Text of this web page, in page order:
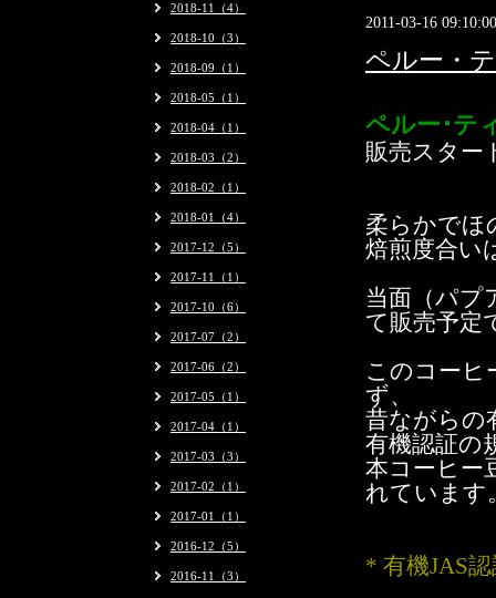
2011-03-16 09:10:00
ペルー・
ペルー･テ
販売スター
柔らかでほ
焙煎度合い
当面（パプ
て販売予定
このコーヒ
ず、
昔ながらの
有機認証の
本コーヒー
れています
* 有機JAS
2018-11（4）
2018-10（3）
2018-09（1）
2018-05（1）
2018-04（1）
2018-03（2）
2018-02（1）
2018-01（4）
2017-12（5）
2017-11（1）
2017-10（6）
2017-07（2）
2017-06（2）
2017-05（1）
2017-04（1）
2017-03（3）
2017-02（1）
2017-01（1）
2016-12（5）
2016-11（3）